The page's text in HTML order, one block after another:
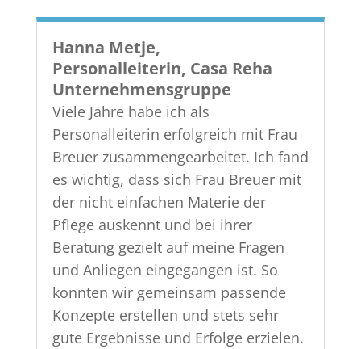
Hanna Metje,
Personalleiterin, Casa Reha
Unternehmensgruppe
Viele Jahre habe ich als
Personalleiterin erfolgreich mit Frau
Breuer zusammengearbeitet. Ich fand
es wichtig, dass sich Frau Breuer mit
der nicht einfachen Materie der
Pflege auskennt und bei ihrer
Beratung gezielt auf meine Fragen
und Anliegen eingegangen ist. So
konnten wir gemeinsam passende
Konzepte erstellen und stets sehr
gute Ergebnisse und Erfolge erzielen.